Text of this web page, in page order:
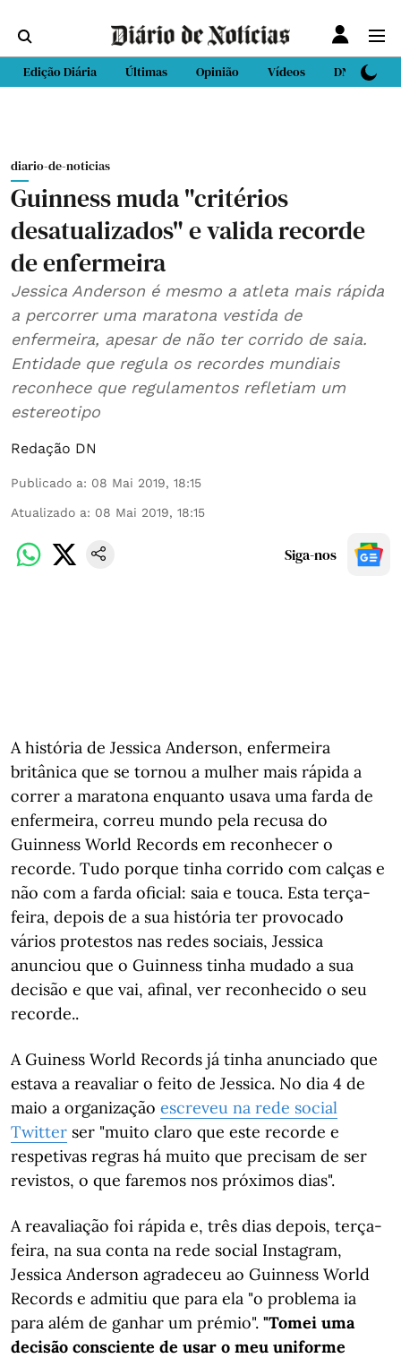
Edição Diária Últimas Opinião Vídeos DN Sport
diario-de-noticias
Guinness muda "critérios
desatualizados" e valida recorde
de enfermeira
Jessica Anderson é mesmo a atleta mais rápida
a percorrer uma maratona vestida de
enfermeira, apesar de não ter corrido de saia.
Entidade que regula os recordes mundiais
reconhece que regulamentos refletiam um
estereotipo
Redação DN
Publicado a: 08 Mai 2019, 18:15
Atualizado a: 08 Mai 2019, 18:15
Siga-nos
A história de Jessica Anderson, enfermeira
britânica que se tornou a mulher mais rápida a
correr a maratona enquanto usava uma farda de
enfermeira, correu mundo pela recusa do
Guinness World Records em reconhecer o
recorde. Tudo porque tinha corrido com calças e
não com a farda oficial: saia e touca. Esta terça-
feira, depois de a sua história ter provocado
vários protestos nas redes sociais, Jessica
anunciou que o Guinness tinha mudado a sua
decisão e que vai, afinal, ver reconhecido o seu
recorde..
A Guiness World Records já tinha anunciado que
estava a reavaliar o feito de Jessica. No dia 4 de
maio a organização escreveu na rede social
Twitter ser "muito claro que este recorde e
respetivas regras há muito que precisam de ser
revistos, o que faremos nos próximos dias".
A reavaliação foi rápida e, três dias depois, terça-
feira, na sua conta na rede social Instagram,
Jessica Anderson agradeceu ao Guinness World
Records e admitiu que para ela "o problema ia
para além de ganhar um prémio". "Tomei uma
decisão consciente de usar o meu uniforme